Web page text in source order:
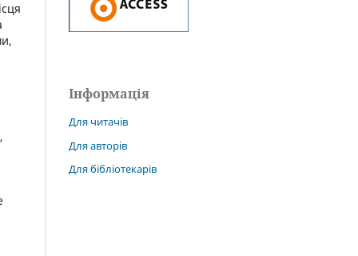
Інформація
Для читачів
Для авторів
Для бібліотекарів